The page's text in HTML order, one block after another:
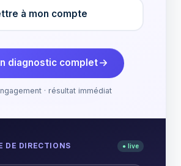
à mon compte
diagnostic complet
· résultat immédiat
DE DIRECTIONS ● live